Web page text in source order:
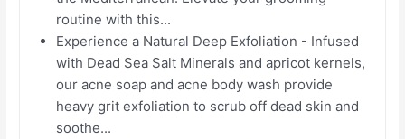
routine with this...
Experience a Natural Deep Exfoliation - Infused
with Dead Sea Salt Minerals and apricot kernels,
our acne soap and acne body wash provide
heavy grit exfoliation to scrub off dead skin and
soothe...